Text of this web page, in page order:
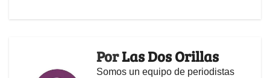
PorLas Dos Orillas
Somos un equipo de periodistas